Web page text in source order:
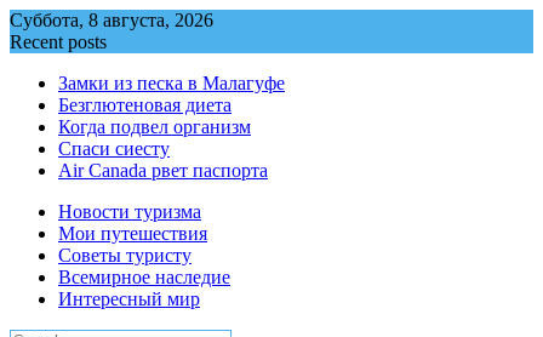
Перейти
к
Суббота, 8 августа, 2026
Recent posts
Замки из песка в Малагуфе
Безглютеновая диета
Когда подвел организм
Спаси сиесту
Air Canada рвет паспорта
Новости туризма
Мои путешествия
Советы туристу
Всемирное наследие
Интересный мир